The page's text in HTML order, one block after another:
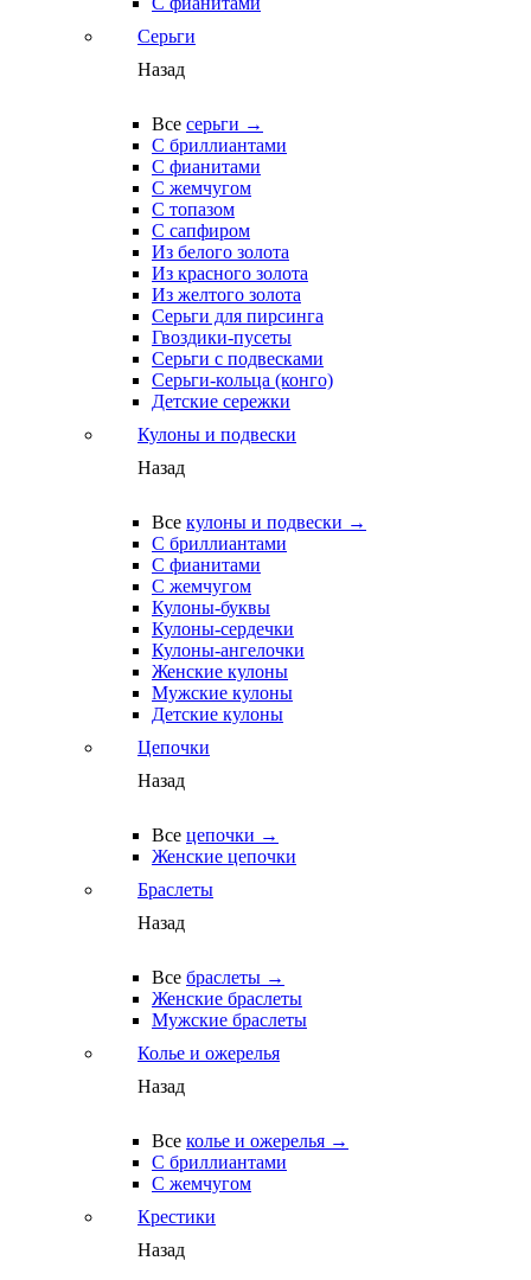
Серьги
Назад
Все серьги →
С бриллиантами
С фианитами
С жемчугом
С топазом
С сапфиром
Из белого золота
Из красного золота
Из желтого золота
Серьги для пирсинга
Гвоздики-пусеты
Серьги с подвесками
Серьги-кольца (конго)
Детские сережки
Кулоны и подвески
Назад
Все кулоны и подвески →
С бриллиантами
С фианитами
С жемчугом
Кулоны-буквы
Кулоны-сердечки
Кулоны-ангелочки
Женские кулоны
Мужские кулоны
Детские кулоны
Цепочки
Назад
Все цепочки →
Женские цепочки
Браслеты
Назад
Все браслеты →
Женские браслеты
Мужские браслеты
Колье и ожерелья
Назад
Все колье и ожерелья →
С бриллиантами
С жемчугом
Крестики
Назад